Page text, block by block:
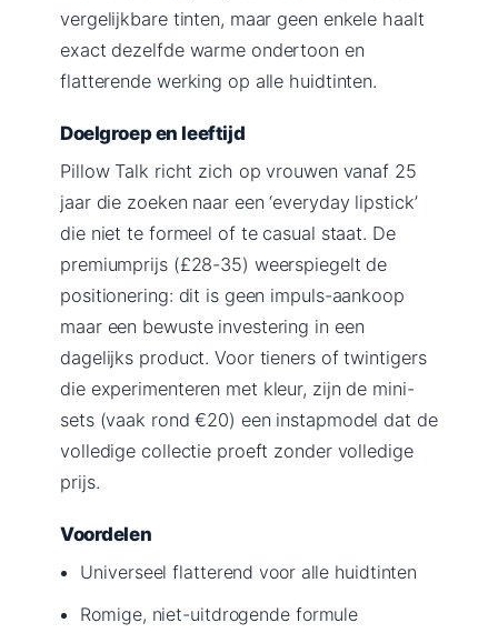
vergelijkbare tinten, maar geen enkele haalt
exact dezelfde warme ondertoon en
flatterende werking op alle huidtinten.
Doelgroep en leeftijd
Pillow Talk richt zich op vrouwen vanaf 25
jaar die zoeken naar een ‘everyday lipstick’
die niet te formeel of te casual staat. De
premiumprijs (£28-35) weerspiegelt de
positionering: dit is geen impuls-aankoop
maar een bewuste investering in een
dagelijks product. Voor tieners of twintigers
die experimenteren met kleur, zijn de mini-
sets (vaak rond €20) een instapmodel dat de
volledige collectie proeft zonder volledige
prijs.
Voordelen
Universeel flatterend voor alle huidtinten
Romige, niet-uitdrogende formule